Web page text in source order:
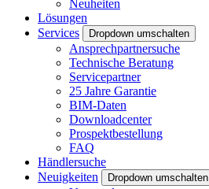
Neuheiten
Lösungen
Services
Dropdown umschalten
Ansprechpartnersuche
Technische Beratung
Servicepartner
25 Jahre Garantie
BIM-Daten
Downloadcenter
Prospektbestellung
FAQ
Händlersuche
Neuigkeiten
Dropdown umschalten